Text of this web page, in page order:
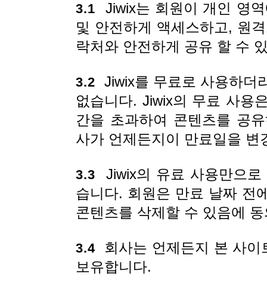
3.1 Jiwix는 회원이 개인 영
및 안전하게 액세스하고, 원
락처와 안전하게 공유 할 수
3.2 Jiwix를 무료로 사용하더
없습니다. Jiwix의 무료 사용
간을 초과하여 콘텐츠를 공
사가 언제든지이 만료일을
3.3 Jiwix의 유료 사용만으
습니다. 회원은 만료 날짜 전
콘텐츠를 삭제할 수 있음에
3.4 회사는 언제든지 본 사이
보유합니다.